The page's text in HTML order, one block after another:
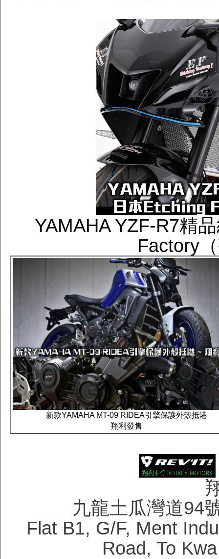
YAMAHA YZF-R7精
Factory
新款YAMAHA MT-09 RIDEA引擎保護外殼抵港
翔利發售
九龍土瓜灣道94
Flat B1, G/F, Ment
Road, To